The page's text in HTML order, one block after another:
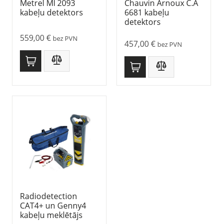
Metrel MI 2093
kabeļu detektors
559,00€ bez PVN
Chauvin Arnoux C.A
6681 kabeļu
detektors
457,00€ bez PVN
Radiodetection
CAT4+ un Genny4
kabeļu meklētājs